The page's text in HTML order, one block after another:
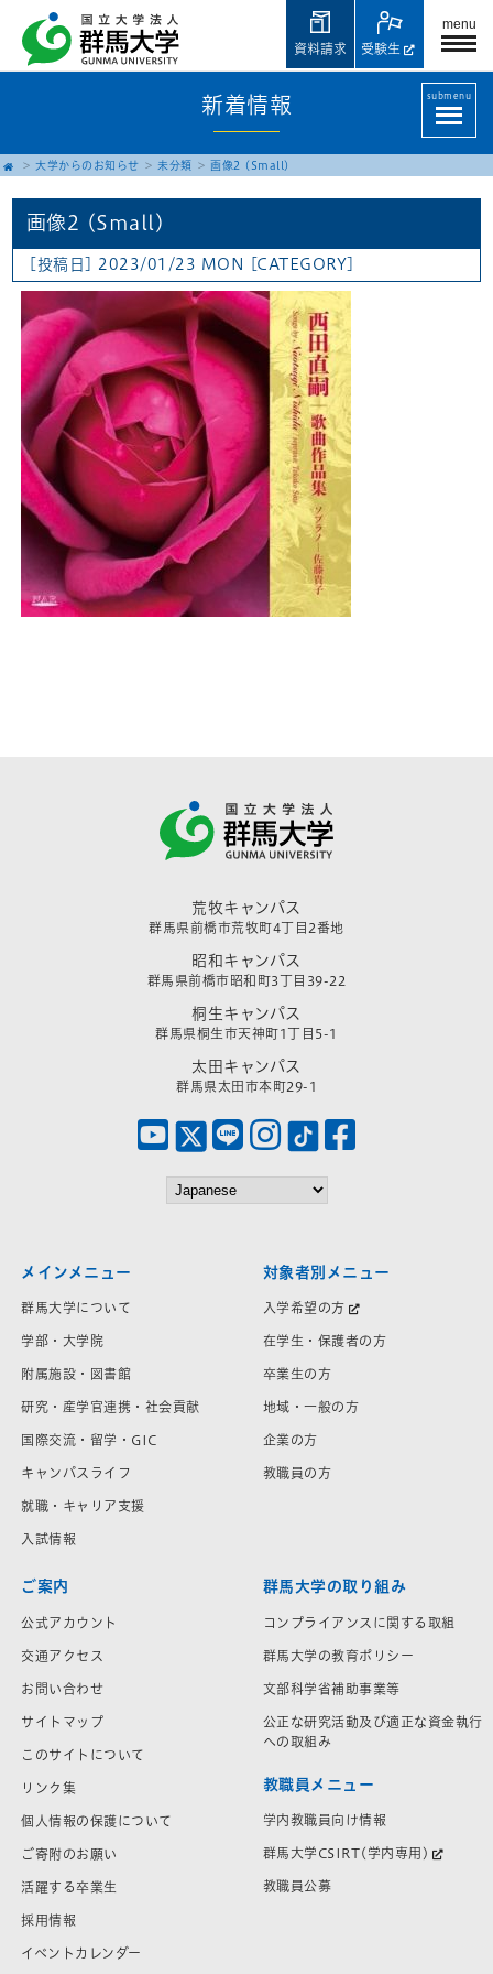
menu
受験生
資料請求
新着情報 submenu
大学からのお知らせ 未分類 画像2 (Small)
画像2 (Small)
[投稿日] 2023/01/23 MON [CATEGORY]
荒牧キャンパス
群馬県前橋市荒牧町4丁目2番地
昭和キャンパス
群馬県前橋市昭和町3丁目39-22
桐生キャンパス
群馬県桐生市天神町1丁目5-1
太田キャンパス
群馬県太田市本町29-1
メインメニュー
群馬大学について
学部・大学院
附属施設・図書館
研究・産学官連携・社会貢献
国際交流・留学・GIC
キャンパスライフ
就職・キャリア支援
入試情報
対象者別メニュー
入学希望の方
在学生・保護者の方
卒業生の方
地域・一般の方
企業の方
教職員の方
ご案内
公式アカウント
交通アクセス
お問い合わせ
サイトマップ
このサイトについて
リンク集
個人情報の保護について
ご寄附のお願い
活躍する卒業生
採用情報
イベントカレンダー
群馬大学の取り組み
コンプライアンスに関する取組
群馬大学の教育ポリシー
文部科学省補助事業等
公正な研究活動及び適正な資金執行
への取組み
教職員メニュー
学内教職員向け情報
群馬大学CSIRT(学内専用)
教職員公募